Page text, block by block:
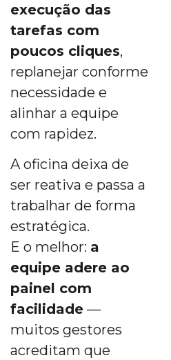
execução das
tarefas com
poucos cliques,
replanejar conforme
necessidade e
alinhar a equipe
com rapidez.
A oficina deixa de
ser reativa e passa a
trabalhar de forma
estratégica.
E o melhor: a
equipe adere ao
painel com
facilidade —
muitos gestores
acreditam que